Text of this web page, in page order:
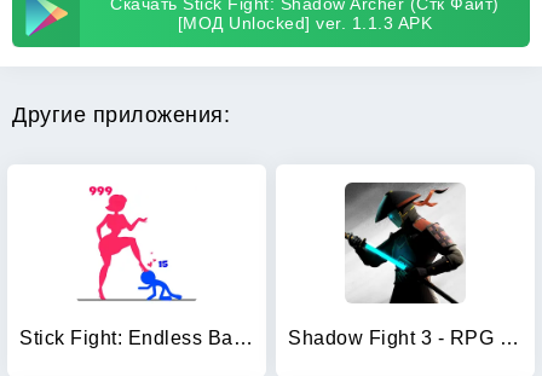
[МОД Unlocked] ver. 1.1.3 APK
Другие приложения:
Stick Fight: Endless Battle Shadow Fight 3 - RPG fighting